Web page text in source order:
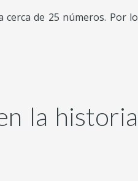
cerca de 25 números. Por lo
la historia